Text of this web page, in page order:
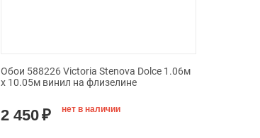
Обои 588226 Victoria Stenova Dolce 1.06м
x 10.05м винил на флизелине
2 450₽ нет в наличии